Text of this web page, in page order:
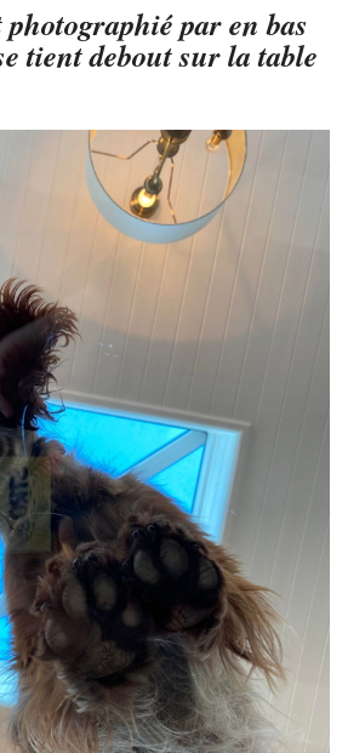
photographié par en bas
tient debout sur la table